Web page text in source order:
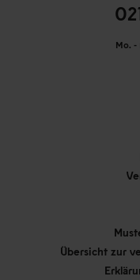
Mo. -
Übersicht zur